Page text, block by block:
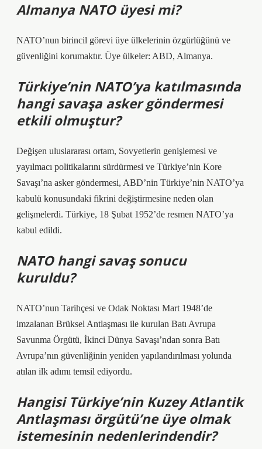
Almanya NATO üyesi mi?
NATO’nun birincil görevi üye ülkelerinin özgürlüğünü ve
güvenliğini korumaktır. Üye ülkeler: ABD, Almanya.
Türkiye’nin NATO’ya katılmasında
hangi savaşa asker göndermesi
etkili olmuştur?
Değişen uluslararası ortam, Sovyetlerin genişlemesi ve
yayılmacı politikalarını sürdürmesi ve Türkiye’nin Kore
Savaşı’na asker göndermesi, ABD’nin Türkiye’nin NATO’ya
kabulü konusundaki fikrini değiştirmesine neden olan
gelişmelerdi. Türkiye, 18 Şubat 1952’de resmen NATO’ya
kabul edildi.
NATO hangi savaş sonucu
kuruldu?
NATO’nun Tarihçesi ve Odak Noktası Mart 1948’de
imzalanan Brüksel Antlaşması ile kurulan Batı Avrupa
Savunma Örgütü, İkinci Dünya Savaşı’ndan sonra Batı
Avrupa’nın güvenliğinin yeniden yapılandırılması yolunda
atılan ilk adımı temsil ediyordu.
Hangisi Türkiye’nin Kuzey Atlantik
Antlaşması örgütü’ne üye olmak
istemesinin nedenlerindendir?